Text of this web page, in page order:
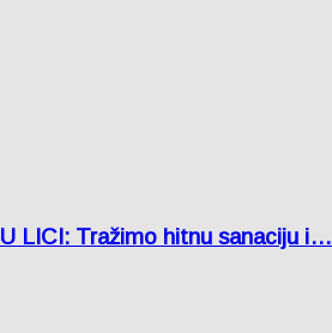
LICI: Tražimo hitnu sanaciju i…